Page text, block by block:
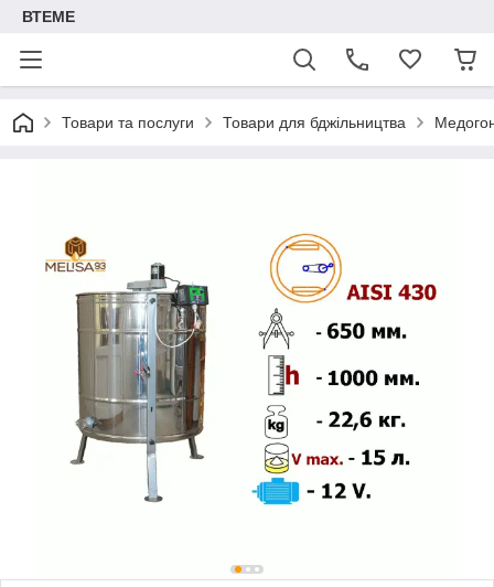
ВТЕМЕ
Товари та послуги Товари для бджільництва